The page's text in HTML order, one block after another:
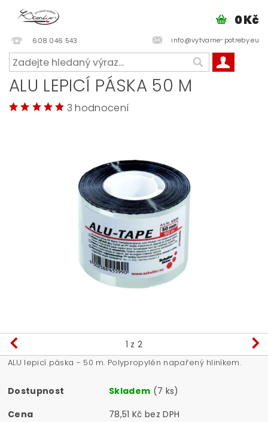
608 046 543 info@vytvarne-potreby.eu
0 Kč
ALU LEPICÍ PÁSKA 50 M
3 hodnocení
1 z 2
ALU lepicí páska - 50 m. Polypropylén napařený hliníkem.
Dostupnost Skladem (7 ks)
Cena
78,51 Kč bez DPH